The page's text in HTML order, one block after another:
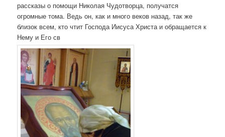
рассказы о помощи Николая Чудотворца, получатся
огромные тома. Ведь он, как и много веков назад, так же
близок всем, кто чтит Господа Иисуса Христа и обращается к
Нему и Его св